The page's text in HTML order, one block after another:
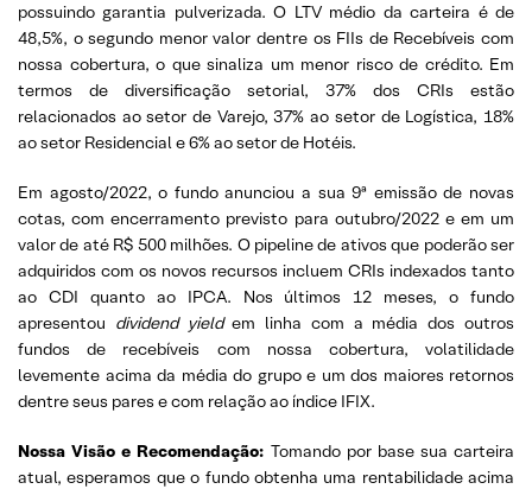
possuindo garantia pulverizada. O LTV médio da carteira é de
48,5%, o segundo menor valor dentre os FIIs de Recebíveis com
nossa cobertura, o que sinaliza um menor risco de crédito. Em
termos de diversificação setorial, 37% dos CRIs estão
relacionados ao setor de Varejo, 37% ao setor de Logística, 18%
ao setor Residencial e 6% ao setor de Hotéis.
Em agosto/2022, o fundo anunciou a sua 9ª emissão de novas
cotas, com encerramento previsto para outubro/2022 e em um
valor de até R$ 500 milhões. O pipeline de ativos que poderão ser
adquiridos com os novos recursos incluem CRIs indexados tanto
ao CDI quanto ao IPCA. Nos últimos 12 meses, o fundo
apresentou dividend yield em linha com a média dos outros
fundos de recebíveis com nossa cobertura, volatilidade
levemente acima da média do grupo e um dos maiores retornos
dentre seus pares e com relação ao índice IFIX.
Nossa Visão e Recomendação: Tomando por base sua carteira
atual, esperamos que o fundo obtenha uma rentabilidade acima